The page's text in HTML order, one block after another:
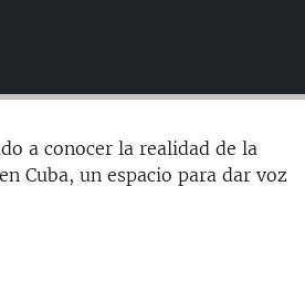
EN CUBA
a conocer la realidad de la
Cuba, un espacio para dar voz